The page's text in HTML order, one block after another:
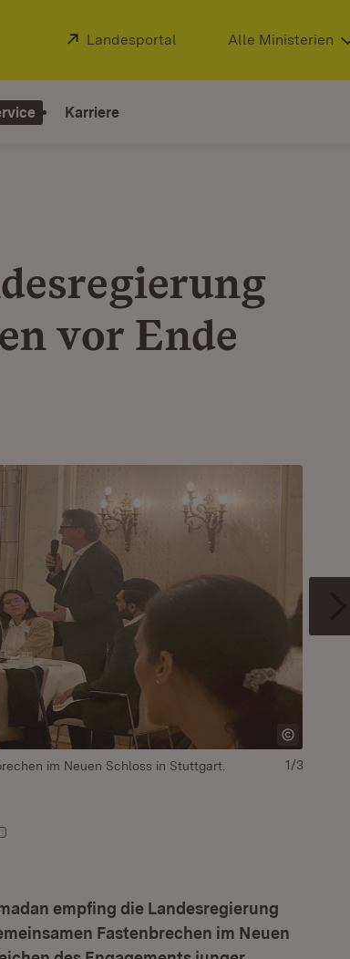
Extern:
Landesportal (Öffnet in neuem Fenster)
Alle Ministerien
Karriere
vor Ende
im Neuen Schloss in Stuttgart.
0 1
Zu Kachel: 2
1/3
empfing die Landesregierung
Fastenbrechen im Neuen